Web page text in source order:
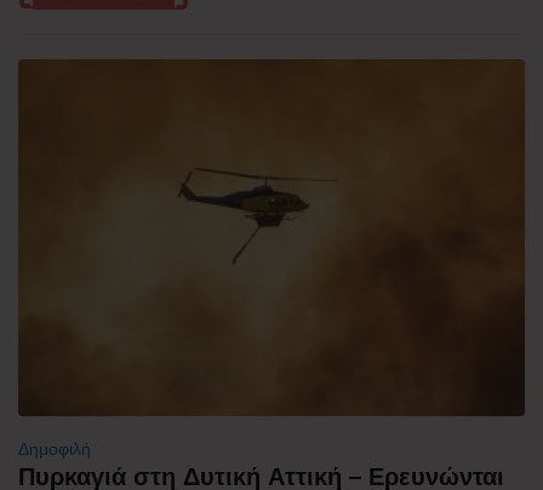
Δημοφιλή
Πυρκαγιά στη Δυτική Αττική – Ερευνώνται